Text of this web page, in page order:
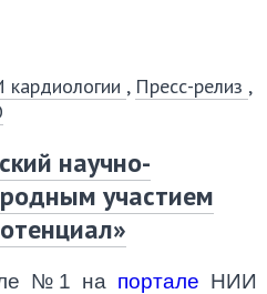
, Пресс-релиз ,
научно-
участием
№1 на портале НИИ